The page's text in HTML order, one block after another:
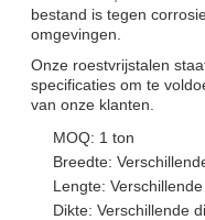
bestand is tegen
omgevingen.
Onze roestvrijstalen
specificaties om te
van onze klanten.
MOQ: 1 ton
Breedte:
Lengte:
Dikte: Verschillende